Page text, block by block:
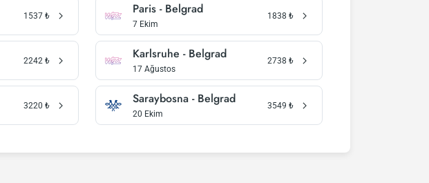
1537 ₺ Paris - Belgrad
7 Ekim
1838 ₺
2242 ₺ Karlsruhe - Belgrad
17 Ağustos
2738 ₺
3220 ₺ Saraybosna - Belgrad
20 Ekim
3549 ₺